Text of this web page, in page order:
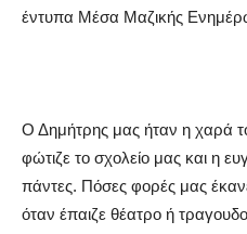
έντυπα Μέσα Μαζικής
Ο Δημήτρης μας ήταν η χαρά
φώτιζε το σχολείο μας και η
πάντες. Πόσες φορές μας
όταν έπαιζε θέατρο ή